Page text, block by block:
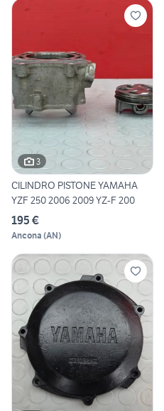
3
CILINDRO PISTONE YAMAHA
YZF 250 2006 2009 YZ-F 200
195 €
Ancona (AN)